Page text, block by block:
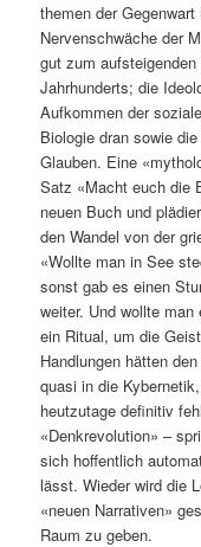
themen der
Nervenschwäche der
gut zum
Jahrhunderts; die
Aufkommen der
Biologie dran sowie
Glauben. Eine
Satz «Macht euch die
neuen Buch und
den Wandel von der
«Wollte man in See
sonst gab es einen
weiter. Und wollte
ein Ritual, um die
Handlungen hätten
quasi in die
heutzutage definitiv
«Denkrevolution» –
sich hoffentlich
lässt. Wieder wird die
«neuen Narrativen»
Raum zu geben.